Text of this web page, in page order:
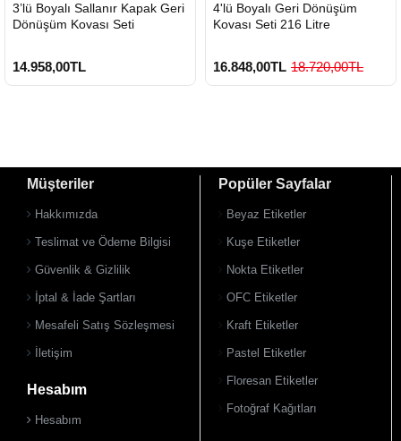
GÖNDERİ
3’lü Boyalı Sallanır Kapak Geri
Dönüşüm Kovası Seti
14.958,00TL
GÖNDERİ
4'lü Boyalı Geri Dönüşüm
Kovası Seti 216 Litre
16.848,00TL 18.720,00TL
Müşteriler
Hakkımızda
Teslimat ve Ödeme Bilgisi
Güvenlik & Gizlilik
İptal & İade Şartları
Mesafeli Satış Sözleşmesi
İletişim
Hesabım
Hesabım
Popüler Sayfalar
Beyaz Etiketler
Kuşe Etiketler
Nokta Etiketler
OFC Etiketler
Kraft Etiketler
Pastel Etiketler
Floresan Etiketler
Fotoğraf Kağıtları